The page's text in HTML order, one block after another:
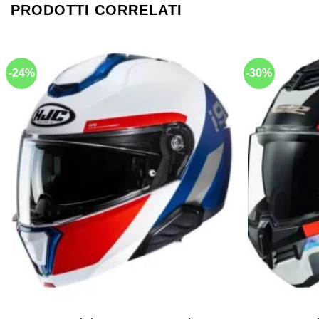
PRODOTTI CORRELATI
-24% -30%